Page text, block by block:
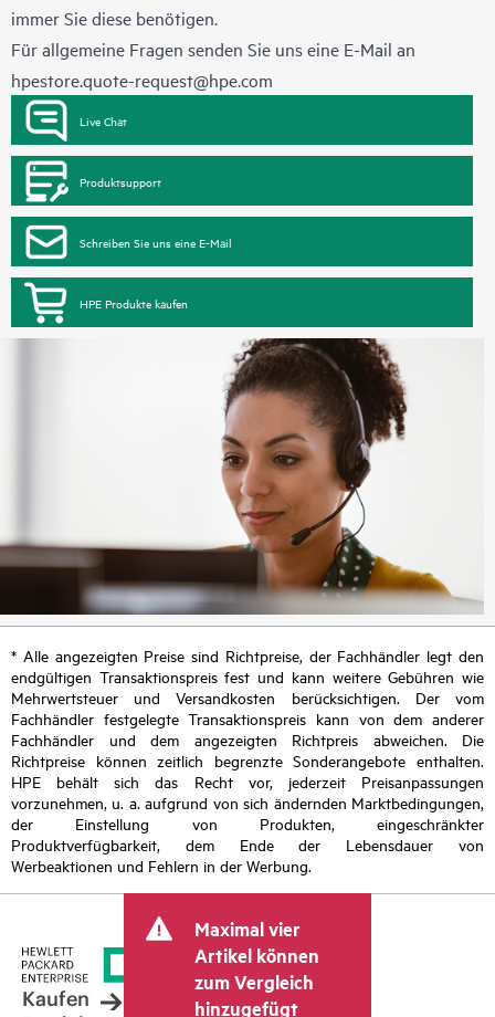
immer Sie diese benötigen.
Für allgemeine Fragen senden Sie uns eine E-Mail an
hpestore.quote-request@hpe.com
Live Chat
Produktsupport
Schreiben Sie uns eine E-Mail
HPE Produkte kaufen
* Alle angezeigten Preise sind Richtpreise, der Fachhändler legt den
endgültigen Transaktionspreis fest und kann weitere Gebühren wie
Mehrwertsteuer und Versandkosten berücksichtigen. Der vom
Fachhändler festgelegte Transaktionspreis kann von dem anderer
Fachhändler und dem angezeigten Richtpreis abweichen. Die
Richtpreise können zeitlich begrenzte Sonderangebote enthalten.
HPE behält sich das Recht vor, jederzeit Preisanpassungen
vorzunehmen, u. a. aufgrund von sich ändernden Marktbedingungen,
der Einstellung von Produkten, eingeschränkter
Produktverfügbarkeit, dem Ende der Lebensdauer von
Werbeaktionen und Fehlern in der Werbung.
Maximal vier
Artikel können
zum Vergleich
hinzugefügt
Kaufen